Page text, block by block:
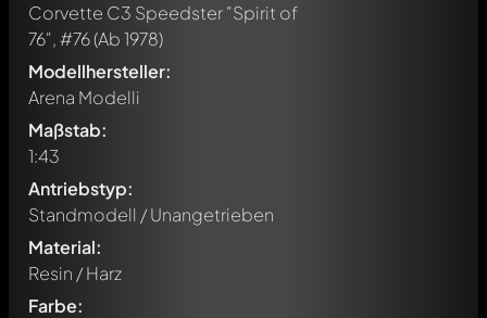
Corvette C3 Speedster "Spirit of
76", #76(Ab 1978)
Modellhersteller:
Arena Modelli
Maßstab:
1:43
Antriebstyp:
Standmodell / Unangetrieben
Material:
Resin / Harz
Farbe: